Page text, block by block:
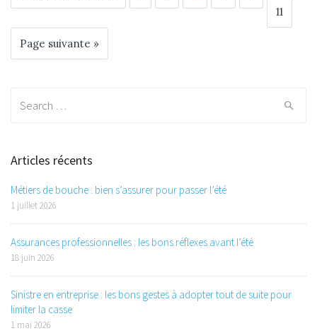
11
Page suivante »
Articles récents
Métiers de bouche : bien s’assurer pour passer l’été
1 juillet 2026
Assurances professionnelles : les bons réflexes avant l’été
18 juin 2026
Sinistre en entreprise : les bons gestes à adopter tout de suite pour
limiter la casse
1 mai 2026